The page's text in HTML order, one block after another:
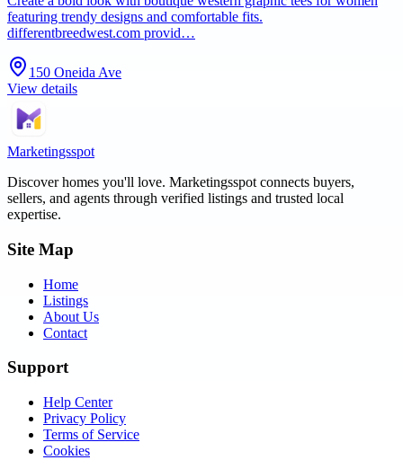
featuring trendy designs and comfortable fits.
differentbreedwest.com provid…
150 Oneida Ave
View details
Marketingsspot
Discover homes you'll love. Marketingsspot connects buyers,
sellers, and agents through verified listings and trusted local
expertise.
Site Map
Home
Listings
About Us
Contact
Support
Help Center
Privacy Policy
Terms of Service
Cookies